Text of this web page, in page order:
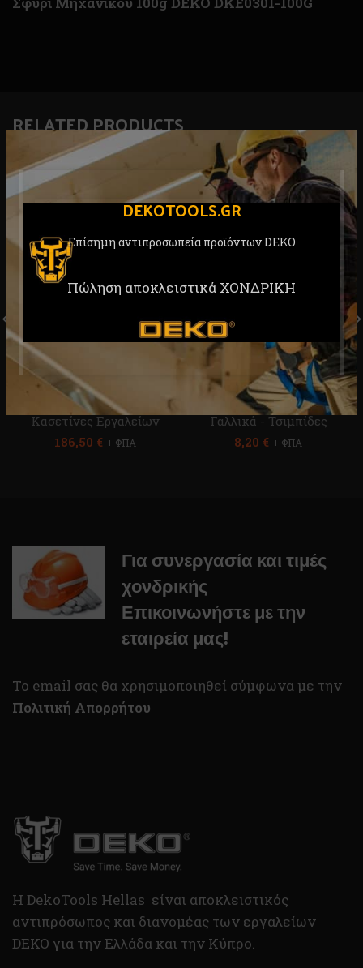
DEKOTOOLS.GR
Επίσημη αντιπροσωπεία προϊόντων DEKO
Πώληση αποκλειστικά ΧΟΝΔΡΙΚΗ
RELATED PRODUCTS
Σετ 258 Εργαλείων Χειρός
Σε Εργαλειοθήκη Τρόλευ
DEKO DKMT258
Εργαλεία Χειρός
Κασετίνες Εργαλείων
186,50 € + ΦΠΑ
Γαλλικό Κλειδί 10” –
250mm DEKO DKA0401-
04
Εργαλεία Χειρός,
Γαλλικά - Τσιμπίδες
8,20 € + ΦΠΑ
Για συνεργασία και τιμές
χονδρικής
Επικοινωνήστε με την
εταιρεία μας!
To email σας θα χρησιμοποιηθεί σύμφωνα με την
Πολιτική Απορρήτου
H DekoTools Hellas είναι αποκλειστικός
αντιπρόσωπος και διανομέας των εργαλείων
DEKO για την Ελλάδα και την Κύπρο.